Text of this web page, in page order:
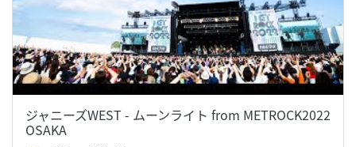
ジャニーズWEST - ムーンライト from METROCK2022
OSAKA